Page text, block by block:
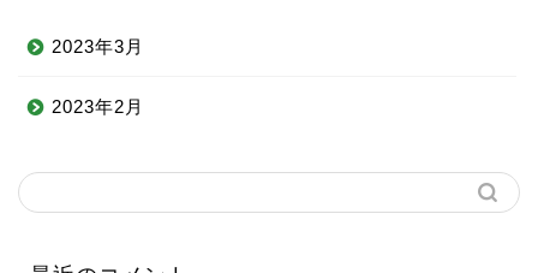
2023年3月
2023年2月